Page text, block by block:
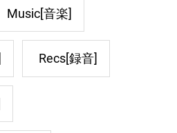
Music[音楽]
Recs[録音]